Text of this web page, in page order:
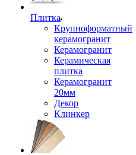
Плитка
Крупноформатный
керамогранит
Керамогранит
Керамическая
плитка
Керамогранит
20мм
Декор
Клинкер